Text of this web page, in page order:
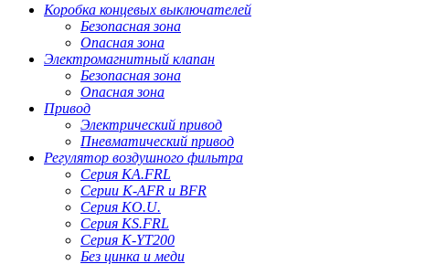
Коробка концевых выключателей
Безопасная зона
Опасная зона
Электромагнитный клапан
Безопасная зона
Опасная зона
Привод
Электрический привод
Пневматический привод
Регулятор воздушного фильтра
Серия KA.FRL
Серии K-AFR и BFR
Серия KO.U.
Серия KS.FRL
Серия K-YT200
Без цинка и меди